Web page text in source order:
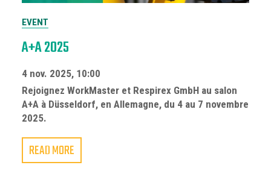
EVENT
A+A 2025
4 nov. 2025, 10:00
Rejoignez WorkMaster et Respirex GmbH au salon
A+A à Düsseldorf, en Allemagne, du 4 au 7 novembre
2025.
READ MORE